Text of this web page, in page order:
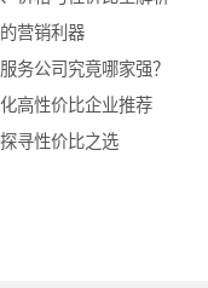
营销利器
务公司究竟哪家强？
高性价比企业推荐
寻性价比之选